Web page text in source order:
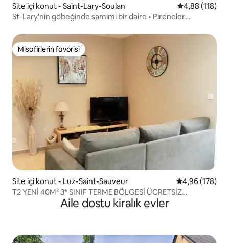
Site içi konut - Saint-Lary-Soulan 5 üzerinden
4,88 (118)
St-Lary'nin göbeğinde samimi bir daire • Pireneler
Misafirlerin favorisi
Misafirlerin favorisi
Site içi konut - Luz-Saint-Sauveur 5 üzerinden
4,96 (178)
T2 YENİ 40M² 3* SINIF TERME BÖLGESİ ÜCRETSİZ
KABLOSUZ İNTERNETAile dostu kiralık evler